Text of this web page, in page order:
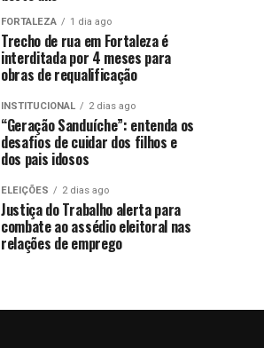
FORTALEZA 1 dia ago
Trecho de rua em Fortaleza é
interditada por 4 meses para
obras de requalificação
INSTITUCIONAL 2 dias ago
“Geração Sanduíche”: entenda os
desafios de cuidar dos filhos e
dos pais idosos
ELEIÇÕES 2 dias ago
Justiça do Trabalho alerta para
combate ao assédio eleitoral nas
relações de emprego